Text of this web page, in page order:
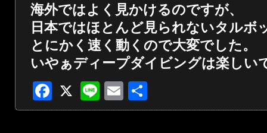
海外ではよく見かけるのですが、
日本ではほとんど見られないタルボ
とにかく速く動くので大変でした。
いやぁディープダイビングは楽しい
Facebook
X LineEmail
有